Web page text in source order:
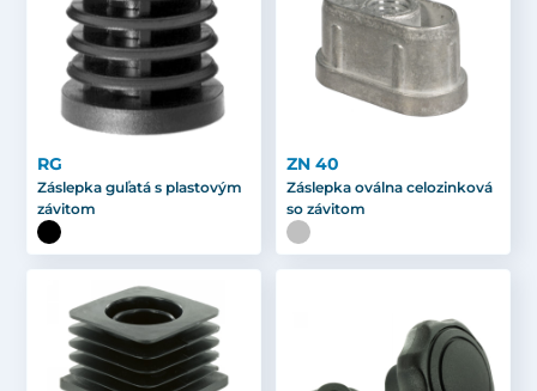
RG
Záslepka guľatá s plastovým
závitom
ZN 40
Záslepka oválna celozinková
so závitom